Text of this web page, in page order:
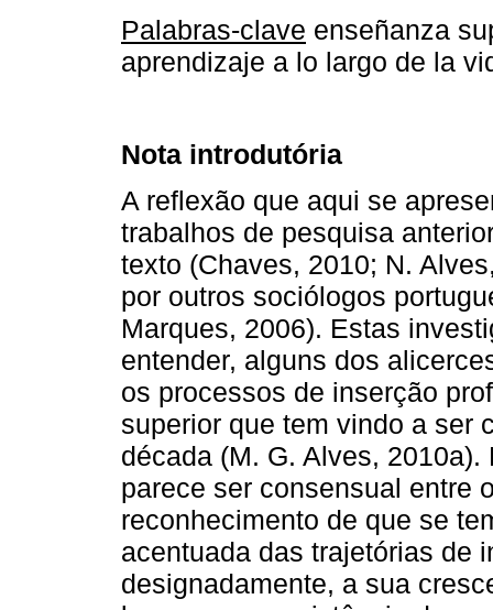
Palabras-clave enseñanza
aprendizaje a lo largo de la
Nota introdutória
A reflexão que aqui se
trabalhos de pesquisa
texto (Chaves, 2010; N.
por outros sociólogos
Marques, 2006). Estas
entender, alguns dos
os processos de inserção
superior que tem vindo a ser
década (M. G. Alves,
parece ser consensual entre
reconhecimento de que se
acentuada das trajetórias de
designadamente, a sua